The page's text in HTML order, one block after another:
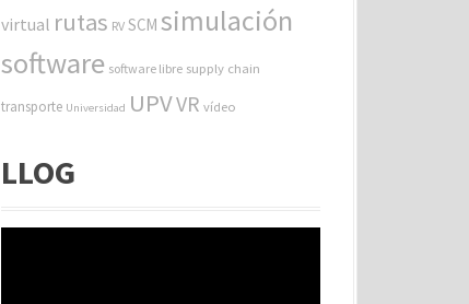
virtual rutas RV SCM simulación
software software libre supply chain
transporte Universidad UPVVR vídeo
LLOG